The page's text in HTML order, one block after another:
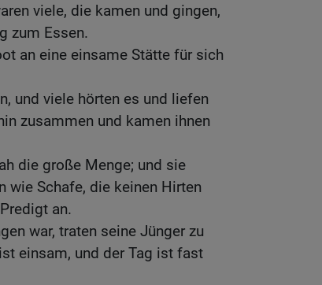
viele, die kamen und gingen,
zum Essen.
an eine einsame Stätte für sich
und viele hörten es und liefen
zusammen und kamen ihnen
die große Menge; und sie
wie Schafe, die keinen Hirten
an.
war, traten seine Jünger zu
einsam, und der Tag ist fast